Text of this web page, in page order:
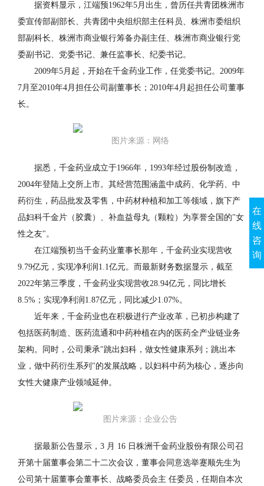
据资料显示，江端预1962年5月出生，曾历任共青团株洲市
委宣传部副部长、共青团中央组织部主任科员、株洲市委组织
部副科长、株洲市商业银行筹备办副主任、株洲市商业银行党
委副书记、党委书记、兼任监事长、纪委书记。
2009年5月起，开始在千金药业工作，任党委书记。2009年
7月至2010年4月担任公司副董事长；2010年4月起担任公司董事
长。
图片来源：网络
据悉，千金药业成立于1966年，1993年经过股份制改造，
2004年登陆上交所上市。其经营范围涵盖中成药、化学药、中
药衍生，药品批发及零售，中药材种植和加工等领域，旗下产
品妇科千金片（胶囊）、补血益母丸（颗粒）为享誉全国的"女
性之友"。
在江端预初当千金药业董事长那年，千金药业实现营收
9.79亿元，实现净利润1.1亿元。而最新财务数据显示，截至
2022年第三季度，千金药业实现营收28.94亿元，同比增长
8.5%；实现净利润1.87亿元，同比减少1.07%。
近年来，千金药业也在积极进行产业改革，已初步构建了
包括医药制造、医药流通和中药种植在内的医药全产业链业务
架构。同时，公司秉承"跳出妇科，做女性健康系列；跳出本
业，做中药衍生系列"的发展战略，以妇科中药为核心，逐步向
女性大健康产业领域延伸。
图片来源：企业公告
据最新公告显示，3 月 16 日株洲千金药业股份有限公司召
开第十届董事会第二十二次会议，董事会同意选举蹇顺先生为
公司第十届董事会董事长、战略委员会主 任委员，任期自本次
在
线
咨
询